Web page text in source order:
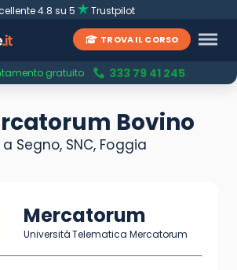
4.8 su 5 Trustpilot
TROVA IL CORSO
gratuito 333 79 41 245
Bovino
Segno, SNC, Foggia
Mercatorum
Università Telematica Mercatorum